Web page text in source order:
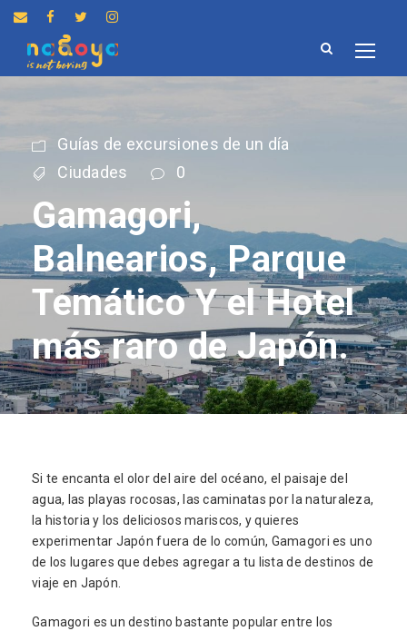
Guías de excursiones de un día
Ciudades
0
Gamagori,
Balnearios, Parque
Temático Y el Hotel
más raro de Japón.
Si te encanta el olor del aire del océano, el paisaje del
agua, las playas rocosas, las caminatas por la naturaleza,
la historia y los deliciosos mariscos, y quieres
experimentar Japón fuera de lo común, Gamagori es uno
de los lugares que debes agregar a tu lista de destinos de
viaje en Japón.
Gamagori es un destino bastante popular entre los